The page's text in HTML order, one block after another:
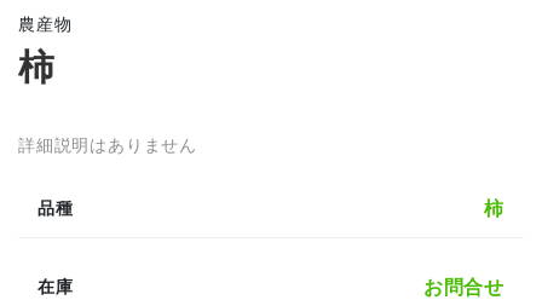
農産物
柿
詳細説明はありません
品種 柿
在庫 お問合せ